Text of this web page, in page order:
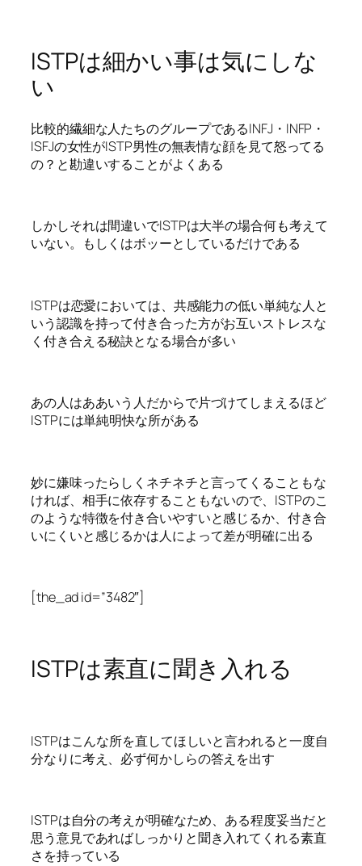
ISTPは細かい事は気にしな
い
比較的繊細な人たちのグループであるINFJ・INFP・
ISFJの女性がISTP男性の無表情な顔を見て怒ってる
の？と勘違いすることがよくある
しかしそれは間違いでISTPは大半の場合何も考えて
いない。もしくはボッーとしているだけである
ISTPは恋愛においては、共感能力の低い単純な人と
いう認識を持って付き合った方がお互いストレスな
く付き合える秘訣となる場合が多い
あの人はああいう人だからで片づけてしまえるほど
ISTPには単純明快な所がある
妙に嫌味ったらしくネチネチと言ってくることもな
ければ、相手に依存することもないので、ISTPのこ
のような特徴を付き合いやすいと感じるか、付き合
いにくいと感じるかは人によって差が明確に出る
[the_ad id=”3482″]
ISTPは素直に聞き入れる
ISTPはこんな所を直してほしいと言われると一度自
分なりに考え、必ず何かしらの答えを出す
ISTPは自分の考えが明確なため、ある程度妥当だと
思う意見であればしっかりと聞き入れてくれる素直
さを持っている